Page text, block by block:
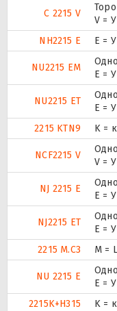
C 2215 V
V =
NH2215 E
Е =
NU2215 EM
E =
NU2215 ET
E =
2215 KTN9
K =
NCF2215 V
V =
NJ 2215 E
Е =
NJ2215 ET
E =
2215 M.C3
M =
NU 2215 E
Е =
2215K+H315
K =